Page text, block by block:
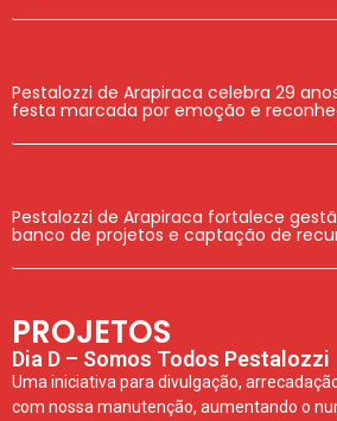
Pestalozzi de Arapiraca celebra 29
festa marcada por emoção e
Pestalozzi de Arapiraca fortalece
banco de projetos e captação de
PROJETOS
Dia D – Somos Todos Pestalozzi
Uma iniciativa para divulgação,
com nossa manutenção, aumentando o